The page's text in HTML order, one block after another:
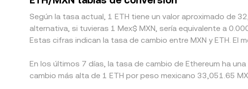
Según la tasa actual, 1 ETH tiene un valor aproximado de
alternativa, si tuvieras 1 Mex$ MXN, sería equivalente a
Estas cifras indican la tasa de cambio entre MXN y ETH.
En los últimos 7 días, la tasa de cambio de Ethereum ha
cambio más alta de 1 ETH por peso mexicano 33,051.65